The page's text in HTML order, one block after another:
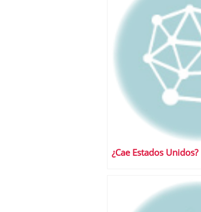
¿Cae Estados Unidos?